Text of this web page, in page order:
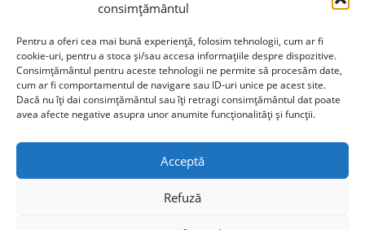
consimțământul
Pentru a oferi cea mai bună experiență, folosim tehnologii, cum ar fi
cookie-uri, pentru a stoca și/sau accesa informațiile despre dispozitive.
Consimțământul pentru aceste tehnologii ne permite să procesăm date,
cum ar fi comportamentul de navigare sau ID-uri unice pe acest site.
Dacă nu îți dai consimțământul sau îți retragi consimțământul dat poate
avea afecte negative asupra unor anumite funcționalități și funcții.
Acceptă
Refuză
HOTĂRÂRI CONSILIUL LOCAL
0241769101